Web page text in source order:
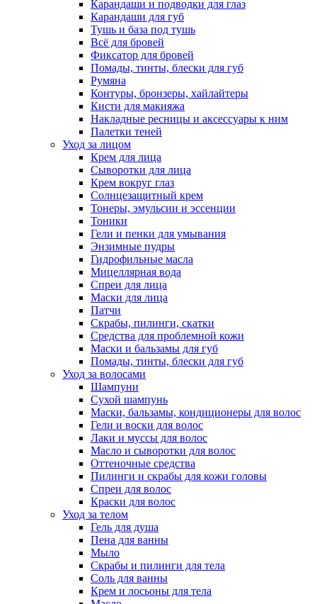
Карандаши и подводки для глаз
Карандаши для губ
Тушь и база под тушь
Всё для бровей
Фиксатор для бровей
Помады, тинты, блески для губ
Румяна
Контуры, бронзеры, хайлайтеры
Кисти для макияжа
Накладные ресницы и аксессуары к ним
Палетки теней
Уход за лицом
Крем для лица
Сыворотки для лица
Крем вокруг глаз
Солнцезащитный крем
Тонеры, эмульсии и эссенции
Тоники
Гели и пенки для умывания
Энзимные пудры
Гидрофильные масла
Мицеллярная вода
Спреи для лица
Маски для лица
Патчи
Скрабы, пилинги, скатки
Средства для проблемной кожи
Маски и бальзамы для губ
Помады, тинты, блески для губ
Уход за волосами
Шампуни
Сухой шампунь
Маски, бальзамы, кондиционеры для волос
Гели и воски для волос
Лаки и муссы для волос
Масло и сыворотки для волос
Оттеночные средства
Пилинги и скрабы для кожи головы
Спреи для волос
Краски для волос
Уход за телом
Гель для душа
Пена для ванны
Мыло
Скрабы и пилинги для тела
Соль для ванны
Крем и лосьоны для тела